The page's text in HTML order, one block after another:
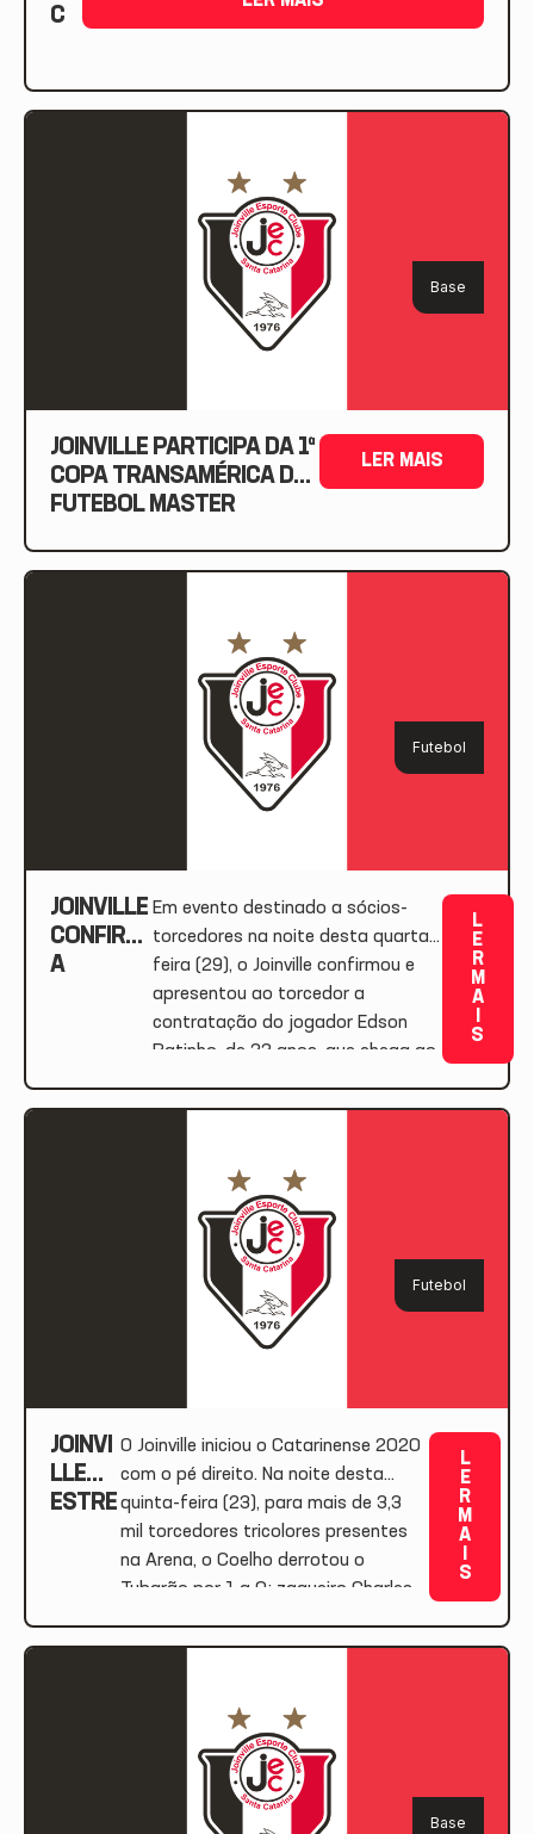
C
Base
JOINVILLE PARTICIPA DA 1ª
COPA TRANSAMÉRICA DE
FUTEBOL MASTER
LER MAIS
Futebol
JOINVILLE
CONFIRM
A
EDSON
Em evento destinado a sócios-
torcedores na noite desta quarta-
feira (29), o Joinville confirmou e
apresentou ao torcedor a
contratação do jogador Edson
Ratinho, de 33 anos, que chega ao
direita e também no meio-
passagem do jogador pelo Tricolor
do Norte de Santa Catarina. Em
2014, o atleta […]
L
E
R
M
A
S
Futebol
JOINVI
LLE
ESTRE
INENS
O Joinville iniciou o Catarinense 2020
com o pé direito. Na noite desta
quinta-feira (23), para mais de 3,3
mil torcedores tricolores presentes
na Arena, o Coelho derrotou o
Tubarão por 1 a 0; zagueiro Charles,
solitário da noite. Com o resultado, o
L
E
R
M
A
S
Base